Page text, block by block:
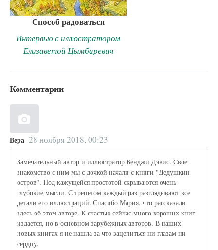
Способ радоваться
Интервью с иллюстратором
Елизаветой Цымбаревич
Комментарии
Вера 28 ноября 2018, 00:23
Замечательный автор и иллюстратор Бенджи Дэвис. Свое
знакомство с ним мы с дочкой начали с книги "Дедушкин
остров". Под кажущейся простотой скрываются очень
глубокие мысли. С трепетом каждый раз разглядывают все
детали его иллюстраций. Спасибо Мария, что рассказали
здесь об этом авторе. К счастью сейчас много хороших книг
издается, но в основном зарубежных авторов. В наших
новых книгах я не нашла за что зацепиться ни глазам ни
сердцу.